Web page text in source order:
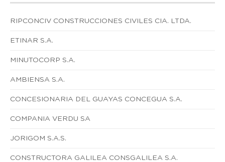
RIPCONCIV CONSTRUCCIONES CIVILES CIA. LTDA.
ETINAR S.A.
MINUTOCORP S.A.
AMBIENSA S.A.
CONCESIONARIA DEL GUAYAS CONCEGUA S.A.
COMPANIA VERDU SA
JORIGOM S.A.S.
CONSTRUCTORA GALILEA CONSGALILEA S.A.